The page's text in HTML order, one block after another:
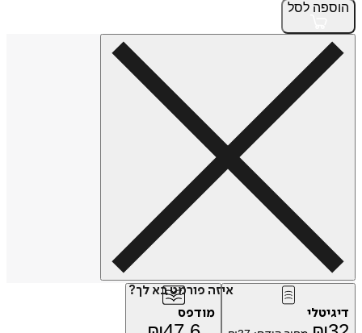
הוספה לסל
איזה פורמט בא לך?
דיגיטלי
מודפס